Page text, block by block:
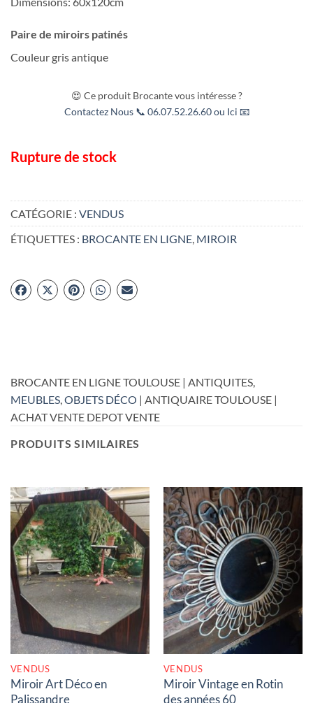
Paire de miroirs patinés
Couleur gris antique
😍 Ce produit Brocante vous intéresse ?
Contactez Nous 📞 06.07.52.26.60 ou Ici 📧
Rupture de stock
CATÉGORIE : VENDUS
ÉTIQUETTES : BROCANTE EN LIGNE, MIROIR
BROCANTE EN LIGNE TOULOUSE | ANTIQUITES,
MEUBLES,OBJETS DÉCO | ANTIQUAIRE TOULOUSE |
ACHAT VENTE DEPOT VENTE
PRODUITS SIMILAIRES
RUPTURE DE STOCK
VENDUS
Miroir Art Déco en
Palissandre
RUPTURE DE STOCK
VENDUS
Miroir Vintage en Rotin
des années 60